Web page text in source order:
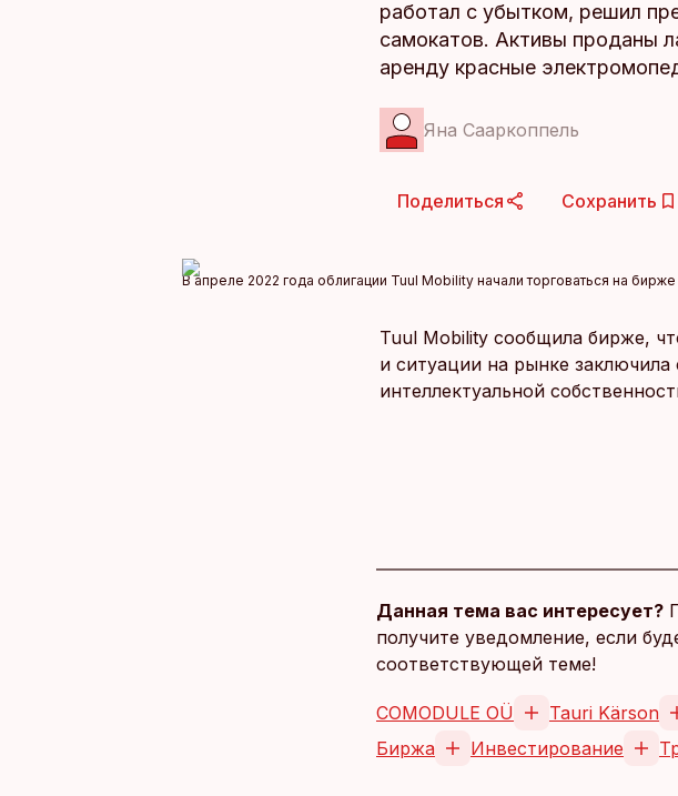
работал с убытком, решил
самокатов. Активы проданы
аренду красные
Яна Сааркоппель
Поделиться Сохранить
В апреле 2022 года облигации Tuul Mobility начали торговаться на
Tuul Mobility сообщила бирже,
и ситуации на рынке
интеллектуальной
Данная тема вас интересует?
получите уведомление, если
соответствующей теме!
COMODULE OÜ Tauri Kärson
Биржа
Инвестирование